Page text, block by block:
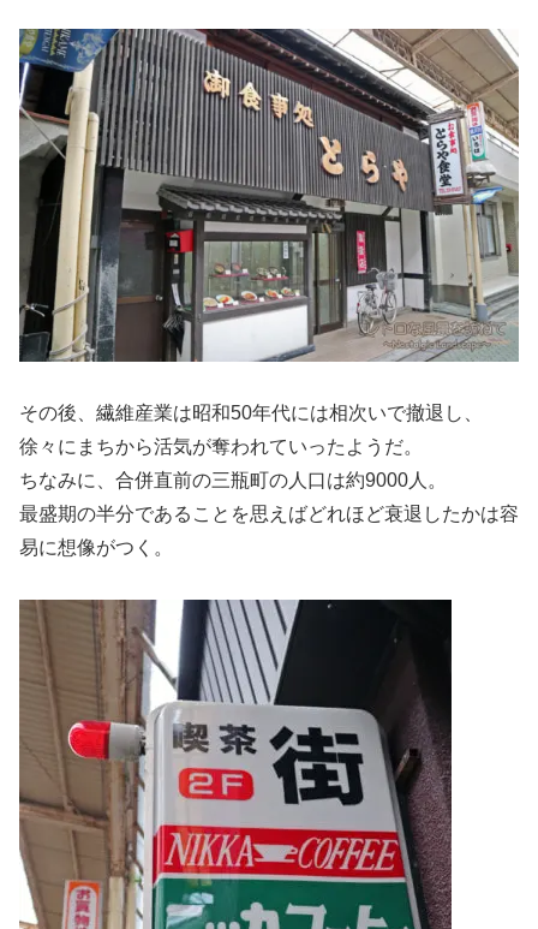
その後、繊維産業は昭和50年代には相次いで撤退し、
徐々にまちから活気が奪われていったようだ。
ちなみに、合併直前の三瓶町の人口は約9000人。
最盛期の半分であることを思えばどれほど衰退したかは容
易に想像がつく。